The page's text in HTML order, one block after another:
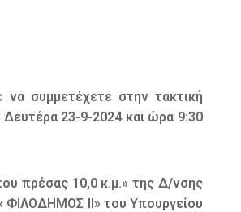
συμμετέχετε στην τακτική
23-9-2024 και ώρα 9:30
πρέσας 10,0 κ.μ.» της Δ/νσης
ΙΙ» του Υπουργείου